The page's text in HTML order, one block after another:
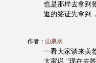
也是那样去拿到
返的签证先拿到
作者： 山泉水
一看大家谈来美
大家说 "现在去